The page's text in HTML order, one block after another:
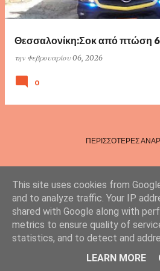
ή
Θεσσαλονίκη:Σοκ από πτώση
την Φεβρουαρίου 06, 2026
0
ΠΕΡΙΣΣΌΤΕΡΕΣ
Από το
This site uses cookies from
and to analyze traffic. Your IP
shared with Google along with
metrics to ensure quality of
statistics, and to detect and
LEARN MORE